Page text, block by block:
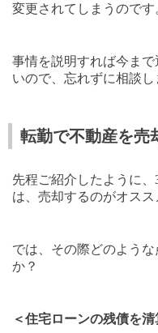
変更されてしまうのです
事情を説明すれば今ま
いので、忘れずに相談し
転勤で不動産を売
先程ご紹介したように、
は、売却するのがオスス
では、その際どのよう
か？
＜住宅ローンの残債を清